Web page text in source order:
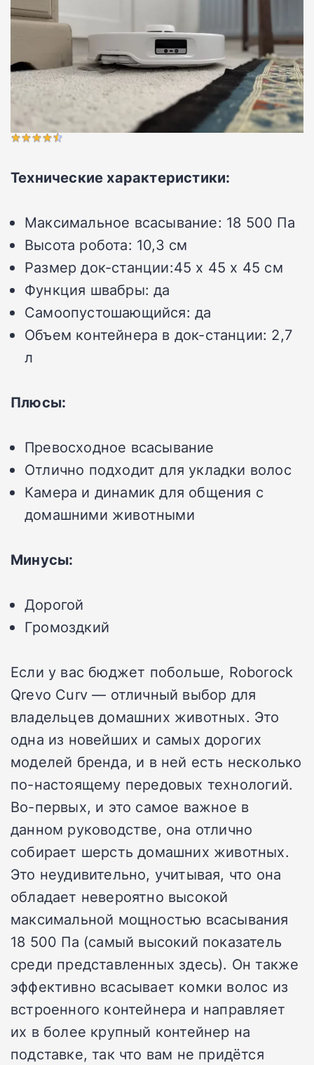
Технические характеристики:
Максимальное всасывание: 18 500 Па
Высота робота: 10,3 см
Размер док-станции:45 x 45 x 45 см
Функция швабры: да
Самоопустошающийся: да
Объем контейнера в док-станции: 2,7
л
Плюсы:
Превосходное всасывание
Отлично подходит для укладки волос
Камера и динамик для общения с
домашними животными
Минусы:
Дорогой
Громоздкий
Если у вас бюджет побольше, Roborock
Qrevo Curv — отличный выбор для
владельцев домашних животных. Это
одна из новейших и самых дорогих
моделей бренда, и в ней есть несколько
по-настоящему передовых технологий.
Во-первых, и это самое важное в
данном руководстве, она отлично
собирает шерсть домашних животных.
Это неудивительно, учитывая, что она
обладает невероятно высокой
максимальной мощностью всасывания
18 500 Па (самый высокий показатель
среди представленных здесь). Он также
эффективно всасывает комки волос из
встроенного контейнера и направляет
их в более крупный контейнер на
подставке, так что вам не придётся